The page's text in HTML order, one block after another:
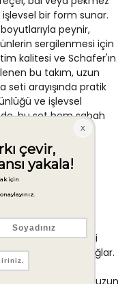
bir form sunar.
peynir,
sergilenmesi için
kalitesi ve Schafer'ın
bu takım, uzun
seti arayışında pratik
ve işlevsel
bu set hem sabah
sofra düzenlerini
günlük
temel
Pasta
ise küçük hacimli
kullanım alanı sağlar.
zeytin veya
kullanılabilir; uzun